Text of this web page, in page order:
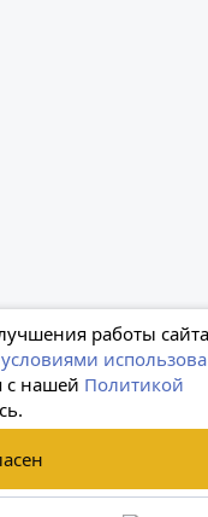
работы
условиями
с нашей Политикой